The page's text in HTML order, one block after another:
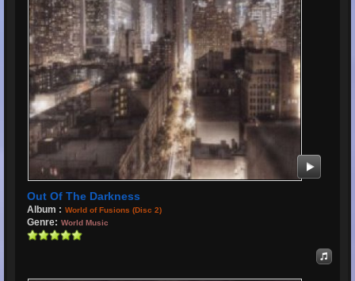
Out Of The Darkness
Album : World of Fusions (Disc 2)
Genre: World Music